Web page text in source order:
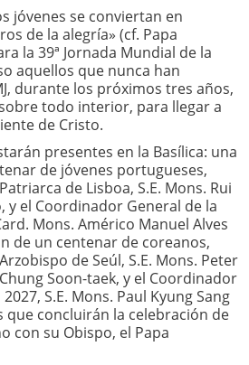
jóvenes se conviertan en
de la alegría» (cf. Papa
la 39ª Jornada Mundial de la
aquellos que nunca han
durante los próximos tres años,
todo interior, para llegar a
de Cristo.
presentes en la Basílica: una
de jóvenes portugueses,
de Lisboa, S.E. Mons. Rui
y el Coordinador General de la
Mons. Américo Manuel Alves
de un centenar de coreanos,
de Seúl, S.E. Mons. Peter
Soon-taek, y el Coordinador
2027, S.E. Mons. Paul Kyung Sang
que concluirán la celebración de
con su Obispo, el Papa